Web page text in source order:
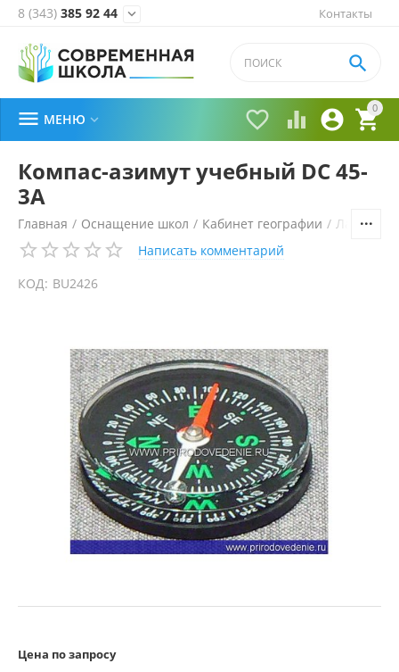
Контакты
8 (343) 385 92 44 
0


 

 МЕНЮ 
Компас-азимут учебный DC 45-
3А
Главная / Оснащение школ / Кабинет географии /
Написать комментарий
КОД: BU2426
Цена по запросу